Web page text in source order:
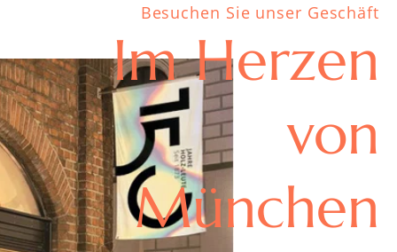
Besuchen Sie unser Geschäft
Im Herzen
von
München